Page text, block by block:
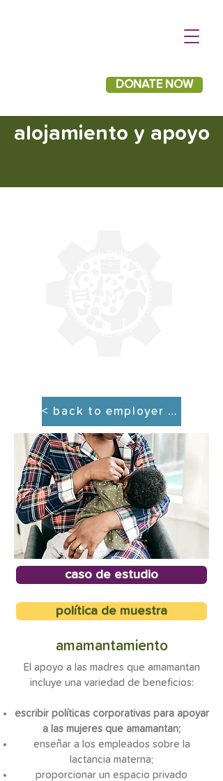
DONATE NOW
alojamiento y apoyo
< back to employer tool kit
caso de estudio
política de muestra
amamantamiento
El apoyo a las madres que amamantan
incluye una variedad de beneficios:
escribir políticas corporativas para apoyar
a las mujeres que amamantan;
enseñar a los empleados sobre la
lactancia materna;
proporcionar un espacio privado